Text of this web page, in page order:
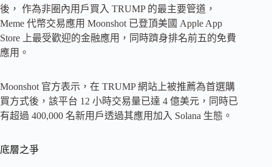
後， 作為非圈內用戶買入 TRUMP 的最主要管道，
Meme 代幣交易應用 Moonshot 已登頂美國 Apple App
Store 上最受歡迎的金融應用，同時躋身排名前五的免費
應用。
Moonshot 官方表示，在 TRUMP 網站上被推薦為首選購
買方式後，該平台 12 小時交易量已達 4 億美元，同時已
有超過 400,000 名新用戶透過其應用加入 Solana 生態。
底層之爭